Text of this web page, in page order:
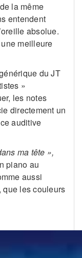
la même
entendent
absolue.
meilleure
du JT
»
les notes
directement un
auditive
ma tête »,
piano au
aussi
que les couleurs